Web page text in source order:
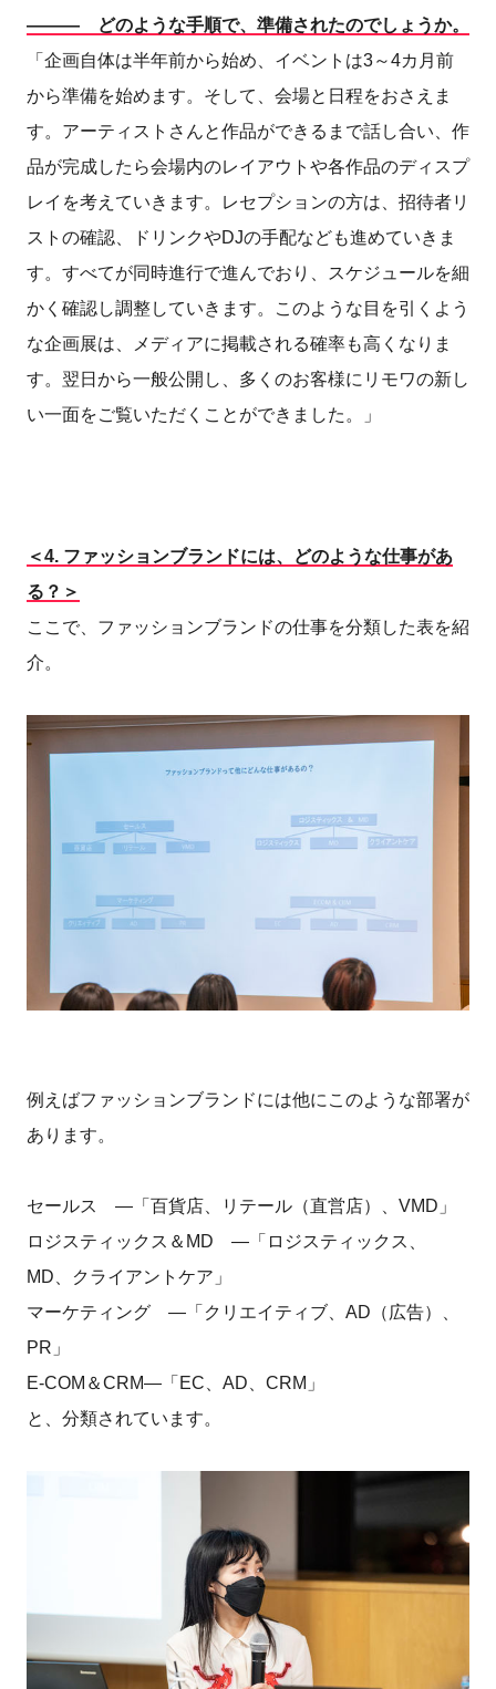
――― どのような手順で、準備されたのでしょうか。
「企画自体は半年前から始め、イベントは3～4カ月前
から準備を始めます。そして、会場と日程をおさえま
す。アーティストさんと作品ができるまで話し合い、作
品が完成したら会場内のレイアウトや各作品のディスプ
レイを考えていきます。レセプションの方は、招待者リ
ストの確認、ドリンクやDJの手配なども進めていきま
す。すべてが同時進行で進んでおり、スケジュールを細
かく確認し調整していきます。このような目を引くよう
な企画展は、メディアに掲載される確率も高くなりま
す。翌日から一般公開し、多くのお客様にリモワの新し
い一面をご覧いただくことができました。」
＜4. ファッションブランドには、どのような仕事があ
る？＞
ここで、ファッションブランドの仕事を分類した表を紹
介。
例えばファッションブランドには他にこのような部署が
あります。
セールス ―「百貨店、リテール（直営店）、VMD」
ロジスティックス＆MD ―「ロジスティックス、
MD、クライアントケア」
マーケティング ―「クリエイティブ、AD（広告）、
PR」
E-COM＆CRM―「EC、AD、CRM」
と、分類されています。